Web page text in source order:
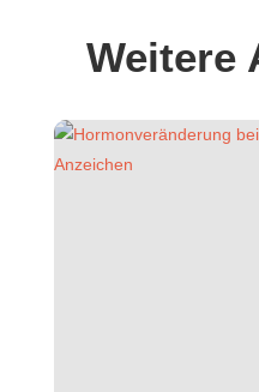
Weitere